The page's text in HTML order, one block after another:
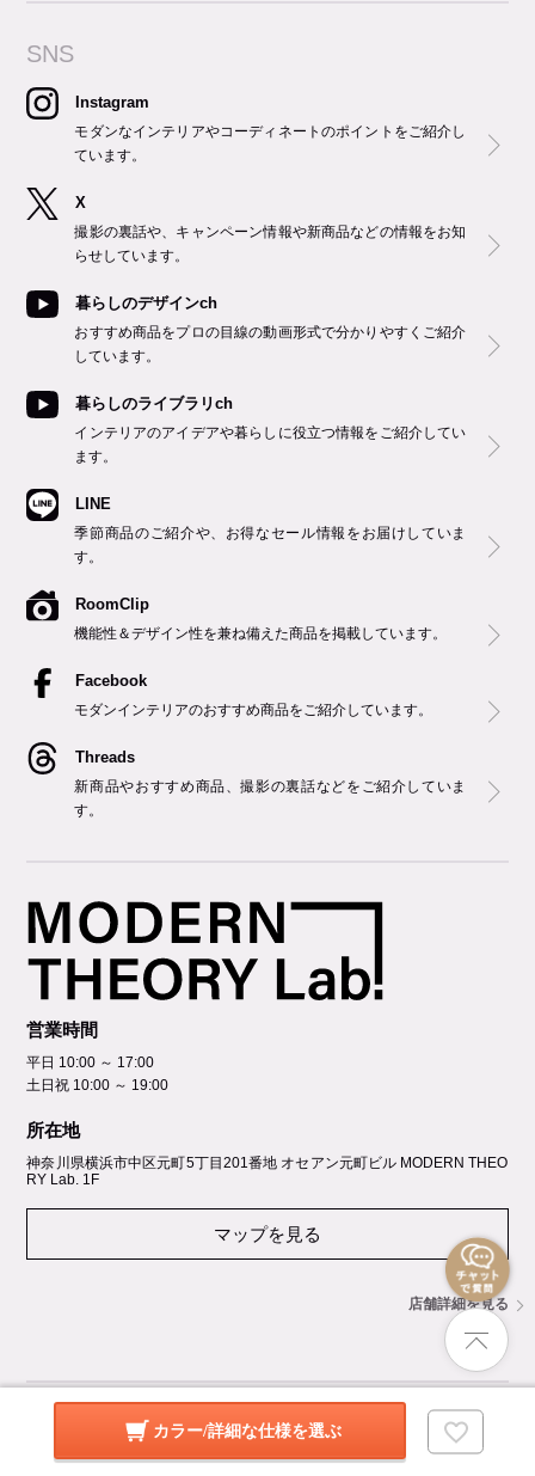
カラー/詳細な仕様を選ぶ
SNS
Instagram
モダンなインテリアやコーディネートのポイントをご紹介し
ています。
X
撮影の裏話や、キャンペーン情報や新商品などの情報をお知
らせしています。
暮らしのデザインch
おすすめ商品をプロの目線の動画形式で分かりやすくご紹介
しています。
暮らしのライブラリch
インテリアのアイデアや暮らしに役立つ情報をご紹介してい
ます。
LINE
季節商品のご紹介や、お得なセール情報をお届けしていま
す。
RoomClip
機能性＆デザイン性を兼ね備えた商品を掲載しています。
Facebook
モダンインテリアのおすすめ商品をご紹介しています。
Threads
新商品やおすすめ商品、撮影の裏話などをご紹介していま
す。
営業時間
平日 10:00 ～ 17:00
土日祝 10:00 ～ 19:00
所在地
神奈川県横浜市中区元町5丁⽬201番地 オセアン元町ビル MODERN THEO
RY Lab. 1F
マップを見る
店舗詳細を見る
GROUP SITES